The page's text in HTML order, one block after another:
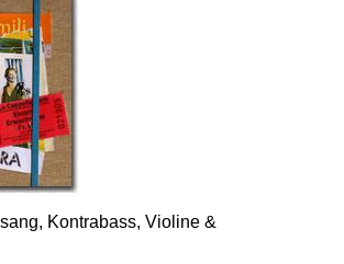
Kontrabass, Violine &